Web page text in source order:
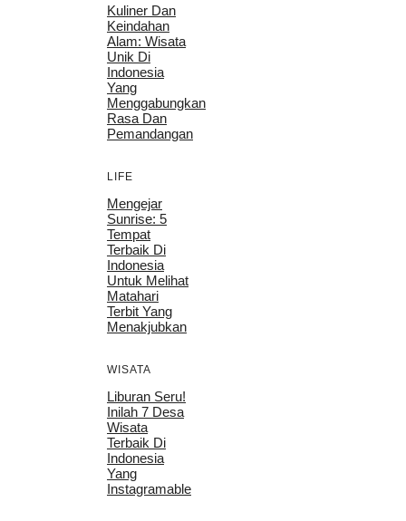
Kuliner Dan
Keindahan
Alam: Wisata
Unik Di
Indonesia
Yang
Menggabungkan
Rasa Dan
Pemandangan
LIFE
Mengejar
Sunrise: 5
Tempat
Terbaik Di
Indonesia
Untuk Melihat
Matahari
Terbit Yang
Menakjubkan
WISATA
Liburan Seru!
Inilah 7 Desa
Wisata
Terbaik Di
Indonesia
Yang
Instagramable